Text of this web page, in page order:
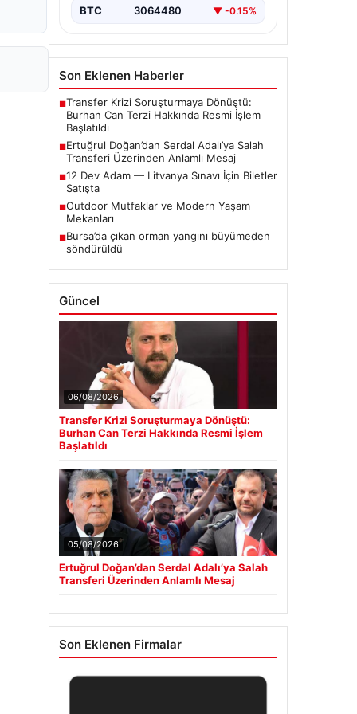
BTC 3064480 ▼ -0.15%
Son Eklenen Haberler
■Transfer Krizi Soruşturmaya Dönüştü:
Burhan Can Terzi Hakkında Resmi İşlem
Başlatıldı
■Ertuğrul Doğan’dan Serdal Adalı’ya Salah
Transferi Üzerinden Anlamlı Mesaj
■12 Dev Adam — Litvanya Sınavı İçin Biletler
Satışta
■Outdoor Mutfaklar ve Modern Yaşam
Mekanları
■Bursa’da çıkan orman yangını büyümeden
söndürüldü
Güncel
06/08/2026
Transfer Krizi Soruşturmaya Dönüştü:
Burhan Can Terzi Hakkında Resmi İşlem
Başlatıldı
05/08/2026
Ertuğrul Doğan’dan Serdal Adalı’ya Salah
Transferi Üzerinden Anlamlı Mesaj
Son Eklenen Firmalar